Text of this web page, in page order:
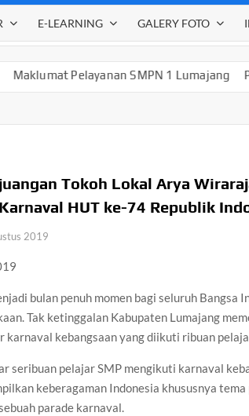
E-LEARNING GALERY FOTO
1 Lumajang PENGUMUMAN
Tokoh Lokal Arya
HUT ke-74 Republik
2019
bulan penuh momen bagi seluruh Bangsa
Tak ketinggalan Kabupaten Lumajang
karnaval kebangsaan yang diikuti ribuan
seribuan pelajar SMP mengikuti karnaval
keberagaman Indonesia khususnya
parade karnaval.